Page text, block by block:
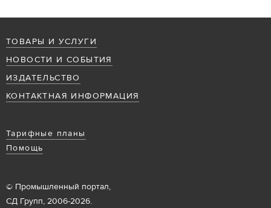
ТОВАРЫ И УСЛУГИ
НОВОСТИ И СОБЫТИЯ
ИЗДАТЕЛЬСТВО
КОНТАКТНАЯ ИНФОРМАЦИЯ
Тарифные планы
Помощь
© Промышленный портал,
СД Групп, 2006-2026.